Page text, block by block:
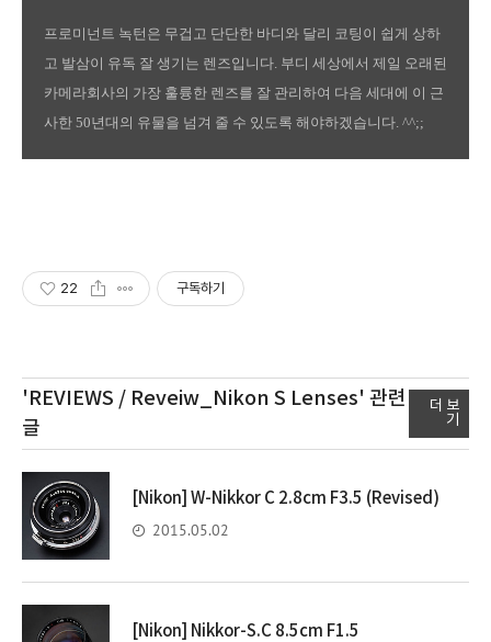
프로미넌트 녹턴은 무겁고 단단한 바디와 달리 코팅이 쉽게 상하
고 발삼이 유독 잘 생기는 렌즈입니다. 부디 세상에서 제일 오래된
카메라회사의 가장 훌륭한 렌즈를 잘 관리하여 다음 세대에 이 근
사한 50년대의 유물을 넘겨 줄 수 있도록 해야하겠습니다. ^^;;
22 구독하기
'REVIEWS / Reveiw_Nikon S Lenses' 관련
글
더 보
기
[Nikon] W-Nikkor C 2.8cm F3.5 (Revised)
2015.05.02
[Nikon] Nikkor-S.C 8.5cm F1.5